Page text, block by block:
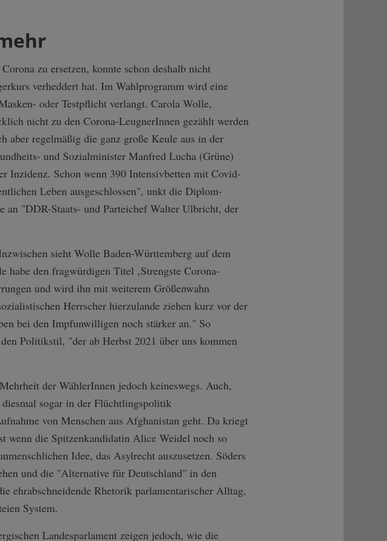
zu ersetzen, konnte schon deshalb nicht
verheddert hat. Im Wahlprogramm wird eine
oder Testpflicht verlangt. Carola Wolle,
nicht zu den Corona-LeugnerInnen gezählt werden
aber regelmäßig die ganz große Keule aus in der
und Sozialminister Manfred Lucha (Grüne)
Inzidenz. Schon wenn 390 Intensivbetten mit Covid-
Leben ausgeschlossen", unkt die Diplom-
"DDR-Staats- und Parteichef Walter Ulbricht, der
sieht Wolle Baden-Württemberg auf dem
habe den fragwürdigen Titel ‚Strengste Corona-
und wird ihn mit weiterem Größenwahn
Herrscher hierzulande ziehen kurz vor der
bei den Impfunwilligen noch stärker an." So
Politikstil, "der ab Herbst 2021 über uns kommen
der WählerInnen jedoch keineswegs. Auch,
sogar in der Flüchtlingspolitik
von Menschen aus Afghanistan geht. Da kriegt
wenn die Spitzenkandidatin Alice Weidel noch so
Idee, das Asylrecht auszusetzen. Söders
und die "Alternative für Deutschland" in den
ehrabschneidende Rhetorik parlamentarischer Alltag,
System.
Landesparlament zeigen jedoch, wie die